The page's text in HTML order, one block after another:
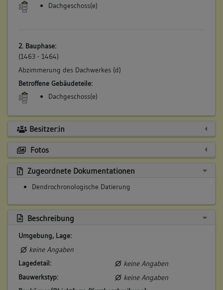
Dachgeschoss(e)
2. Bauphase:
(1463 - 1464)
Abzimmerung des Dachwerkes (d)
Betroffene Gebäudeteile:
Dachgeschoss(e)
Besitzer:in
Fotos
Zugeordnete Dokumentationen
Dendrochronologische Datierung
Beschreibung
Umgebung, Lage:
keine Angaben
Lagedetail:
keine Angaben
Bauwerkstyp:
keine Angaben